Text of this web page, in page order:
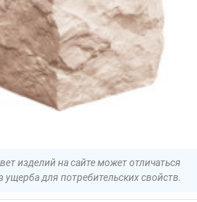
изделий на сайте может отличаться
ущерба для потребительских свойств.